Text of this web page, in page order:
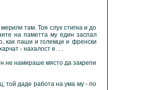
там. Тоя слух стигна и до
на паметта му един заспал
как паши и големци и френски
- нахалост е. . .
не намираше място да закрепи
даде работа на ума му - по